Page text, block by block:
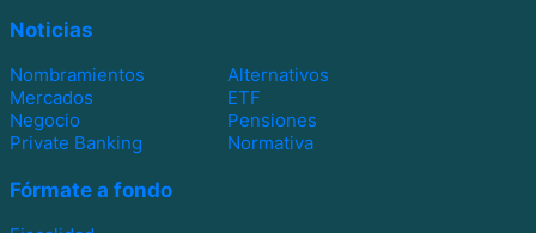
Noticias
Nombramientos
Alternativos
Mercados
ETF
Negocio
Pensiones
Private Banking
Normativa
Fórmate a fondo